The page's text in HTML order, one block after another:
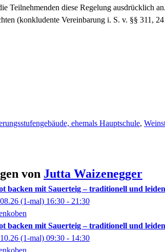
Teilnehmenden diese Regelung ausdrücklich an.
(konkludente Vereinbarung i. S. v. §§ 311,
ehemals Hauptschule,
von Jutta Waizenegger
backen mit Sauerteig – traditionell und
(1-mal) 16:30 - 21:30
backen mit Sauerteig – traditionell und
(1-mal) 09:30 - 14:30